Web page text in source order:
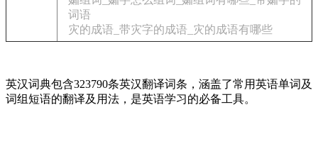
词语
灾的成语_带灾字的成语_灾的成语有哪些
英汉词典包含323790条英汉翻译词条，涵盖了常用英语单词及
词组短语的翻译及用法，是英语学习的必备工具。